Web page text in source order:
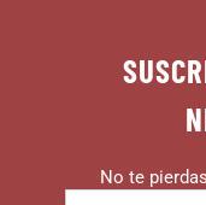
No te